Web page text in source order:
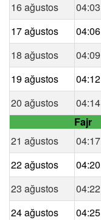
16 ağustos
04:03
17 ağustos
04:06
18 ağustos
04:09
19 ağustos
04:12
20 ağustos
04:14
Fajr
21 ağustos
04:17
22 ağustos
04:20
23 ağustos
04:22
24 ağustos
04:25